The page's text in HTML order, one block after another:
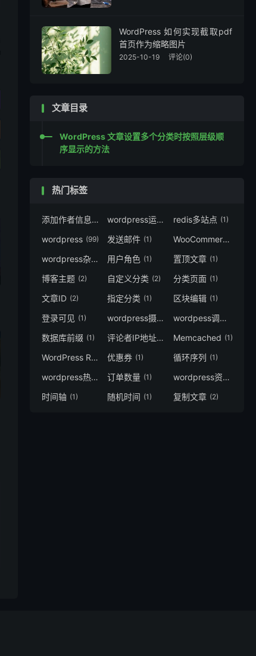
WordPress 如何实现截取pdf
首页作为缩略图片
2025-10-19 评论(0)
文章目录
WordPress 文章设置多个分类时按照层级顺
序显示的方法
热门标签
添加作者信息
(1) wordpress运行速度 (1)
redis多站点 (1)
wordpress (99) 发送邮件 (1) WooCommerce
wordpress杂志主题 (2)
用户角色 (1) 置顶文章 (1)
博客主题 (2) 自定义分类 (2) 分类页面 (1)
文章ID (2) 指定分类 (1) 区块编辑 (1)
登录可见 (1) wordpress摄影主题 (1) wordpess调用
数据库前缀 (1) 评论者IP地址
(1) Memcached (1)
WordPress REST API (1)
优惠券 (1) 循环序列 (1)
wordpress热门标签 (1)
订单数量 (1) wordpress资讯主题
时间轴 (1) 随机时间 (1) 复制文章 (2)